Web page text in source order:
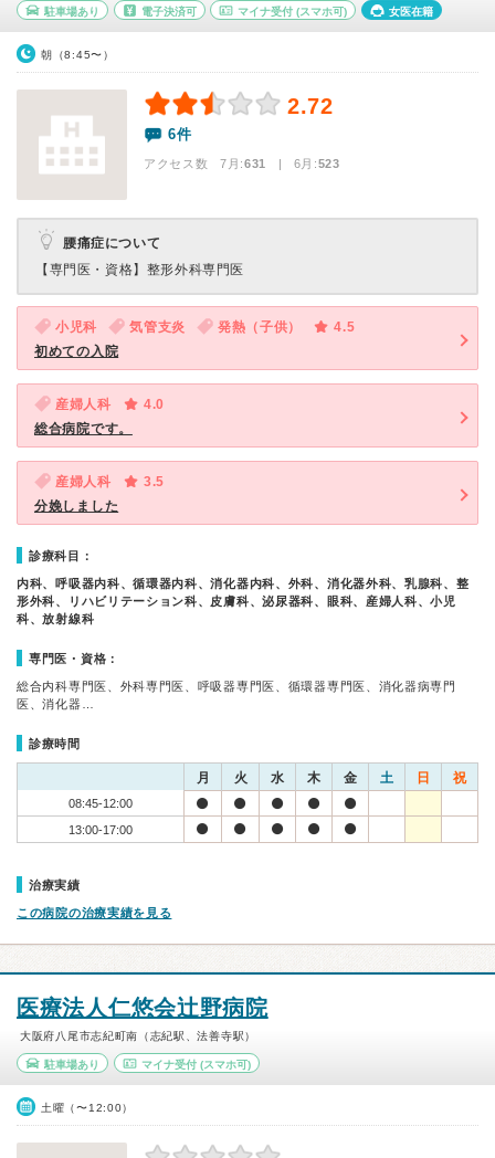
駐車場あり 電子決済可 マイナ受付 (スマホ可) 女医在籍
朝（8:45〜）
2.72
6件
アクセス数 7月:631 | 6月:523
腰痛症について
【専門医・資格】 整形外科専門医
小児科 気管支炎 発熱（子供）
4.5
初めての入院
産婦人科
4.0
総合病院です。
産婦人科
3.5
分娩しました
診療科目：
内科、呼吸器内科、循環器内科、消化器内科、外科、消化器外科、乳腺科、整
形外科、リハビリテーション科、皮膚科、泌尿器科、眼科、産婦人科、小児
科、放射線科
専門医・資格：
総合内科専門医、外科専門医、呼吸器専門医、循環器専門医、消化器病専門
医、消化器…
診療時間
月 火 水 木 金 土 日 祝
08:45-12:00
13:00-17:00
治療実績
この病院の治療実績を見る
医療法人仁悠会辻野病院
大阪府八尾市志紀町南（志紀駅、法善寺駅）
駐車場あり マイナ受付(スマホ可)
土曜（〜12:00）